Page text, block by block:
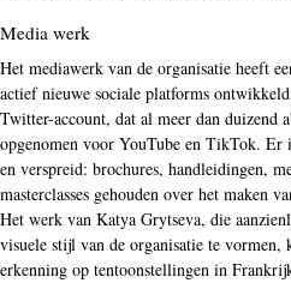
Media werk
Het mediawerk van de organisatie heeft
actief nieuwe sociale platforms
Twitter-account, dat al meer dan duizend
opgenomen voor YouTube en TikTok.
en verspreid: brochures, handleidingen,
masterclasses gehouden over het maken
Het werk van Katya Grytseva, die
visuele stijl van de organisatie te vormen,
erkenning op tentoonstellingen in